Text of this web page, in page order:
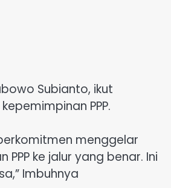
Subianto, ikut
PPP.
menggelar
ke jalur yang benar. Ini
Imbuhnya